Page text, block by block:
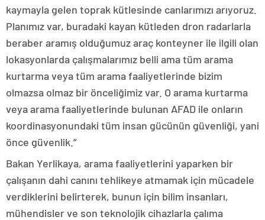
kaymayla gelen toprak kütlesinde canlarımızı arıyoruz.
Planımız var, buradaki kayan kütleden dron radarlarla
beraber aramış olduğumuz araç konteyner ile ilgili olan
lokasyonlarda çalışmalarımız belli ama tüm arama
kurtarma veya tüm arama faaliyetlerinde bizim
olmazsa olmaz bir önceliğimiz var. O arama kurtarma
veya arama faaliyetlerinde bulunan AFAD ile onların
koordinasyonundaki tüm insan gücünün güvenliği, yani
önce güvenlik.”
Bakan Yerlikaya, arama faaliyetlerini yaparken bir
çalışanın dahi canını tehlikeye atmamak için mücadele
verdiklerini belirterek, bunun için bilim insanları,
mühendisler ve son teknolojik cihazlarla çalıma